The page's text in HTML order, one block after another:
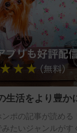
生活をより豊か
ポの記事が読める
みたいジャンルがす